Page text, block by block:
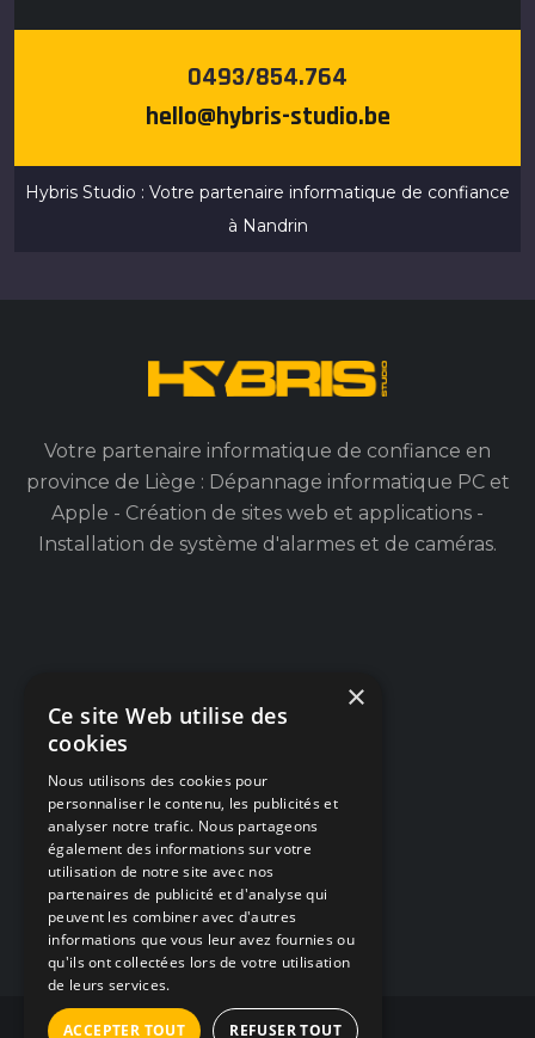
0493/854.764
hello@hybris-studio.be
Hybris Studio : Votre partenaire informatique de confiance
à Nandrin
Votre partenaire informatique de confiance en
province de Liège : Dépannage informatique PC et
Apple - Création de sites web et applications -
Installation de système d'alarmes et de caméras.
Navigation
Créations Web
Alarmes & Caméras
Articles / Blog
Nous contacter
×
Ce site Web utilise des
cookies
Nous utilisons des cookies pour
personnaliser le contenu, les publicités et
analyser notre trafic. Nous partageons
également des informations sur votre
utilisation de notre site avec nos
partenaires de publicité et d'analyse qui
peuvent les combiner avec d'autres
informations que vous leur avez fournies ou
qu'ils ont collectées lors de votre utilisation
de leurs services.
ACCEPTER TOUT REFUSER TOUT